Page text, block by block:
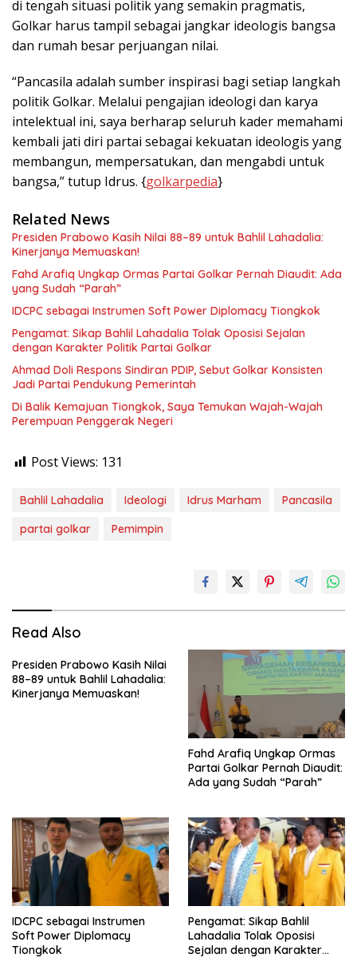
di tengah situasi politik yang semakin pragmatis,
Golkar harus tampil sebagai jangkar ideologis bangsa
dan rumah besar perjuangan nilai.
“Pancasila adalah sumber inspirasi bagi setiap langkah
politik Golkar. Melalui pengajian ideologi dan karya
intelektual ini, saya berharap seluruh kader memahami
kembali jati diri partai sebagai kekuatan ideologis yang
membangun, mempersatukan, dan mengabdi untuk
bangsa,” tutup Idrus. {golkarpedia}
Related News
Presiden Prabowo Kasih Nilai 88–89 untuk Bahlil Lahadalia:
Kinerjanya Memuaskan!
Fahd Arafiq Ungkap Ormas Partai Golkar Pernah Diaudit: Ada
yang Sudah “Parah”
IDCPC sebagai Instrumen Soft Power Diplomacy Tiongkok
Pengamat: Sikap Bahlil Lahadalia Tolak Oposisi Sejalan
dengan Karakter Politik Partai Golkar
Ahmad Doli Respons Sindiran PDIP, Sebut Golkar Konsisten
Jadi Partai Pendukung Pemerintah
Di Balik Kemajuan Tiongkok, Saya Temukan Wajah-Wajah
Perempuan Penggerak Negeri
Post Views: 131
Bahlil Lahadalia Ideologi Idrus Marham
Pancasila
partai golkar
Pemimpin
Read Also
Presiden Prabowo Kasih Nilai
88–89 untuk Bahlil Lahadalia:
Kinerjanya Memuaskan!
Fahd Arafiq Ungkap Ormas
Partai Golkar Pernah Diaudit:
Ada yang Sudah “Parah”
IDCPC sebagai Instrumen
Soft Power Diplomacy
Tiongkok
Pengamat: Sikap Bahlil
Lahadalia Tolak Oposisi
Sejalan dengan Karakter